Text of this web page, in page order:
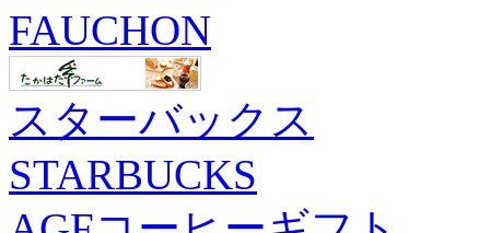
FAUCHON
スターバックス
STARBUCKS